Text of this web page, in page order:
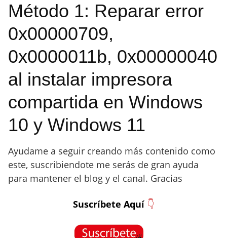
Método 1: Reparar error
0x00000709,
0x0000011b, 0x00000040
al instalar impresora
compartida en Windows
10 y Windows 11
Ayudame a seguir creando más contenido como
este, suscribiendote me serás de gran ayuda
para mantener el blog y el canal. Gracias
Suscríbete Aquí 👇